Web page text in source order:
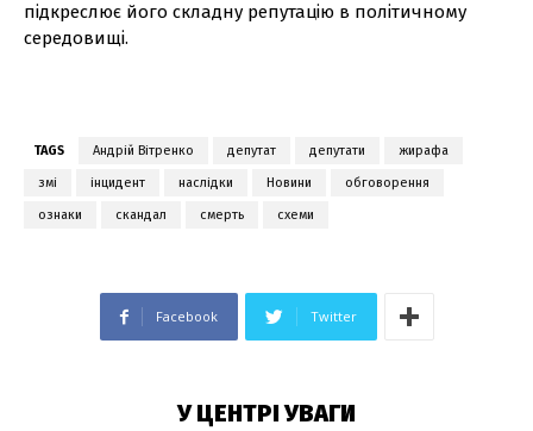
підкреслює його складну репутацію в політичному
середовищі.
TAGS Андрій Вітренко депутат депутати жирафа
змі інцидент наслідки Новини обговорення
ознаки скандал смерть схеми
Facebook Twitter
У ЦЕНТРІ УВАГИ